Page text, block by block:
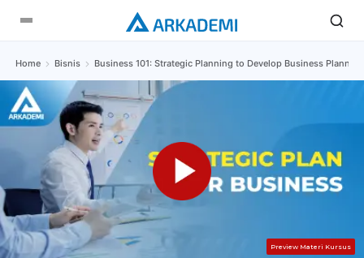
Home Bisnis Business 101: Strategic Planning to Develop Business Planning
Preview Materi Kursus